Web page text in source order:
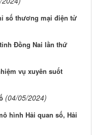
số thương mại điện tử
Đồng Nai lần thứ
vụ xuyên suốt
(04/05/2024)
hình Hải quan số, Hải